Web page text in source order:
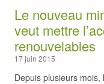
Le nouveau
veut mettre
renouvelables
17 juin 2015
Depuis plusieurs